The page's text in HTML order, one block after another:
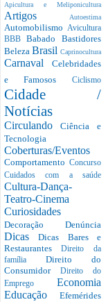
Apicultura e Meliponicultura
Artigos Autoestima
Automobilismo Avicultura
BBBBabado Bastidores
Beleza Brasil Caprinocultura
Carnaval Celebridades
e Famosos Ciclismo
Cidade /
Notícias
CirculandoCiência e
Tecnologia
Coberturas/Eventos
Comportamento Concurso
Cuidados com a saúde
Cultura-Dança-
Teatro-Cinema
Curiosidades
Decoração Denúncia
DicasDicas Bares e
RestaurantesDireito da
família Direito do
Consumidor Direito do
Emprego Economia
Educação Efemérides